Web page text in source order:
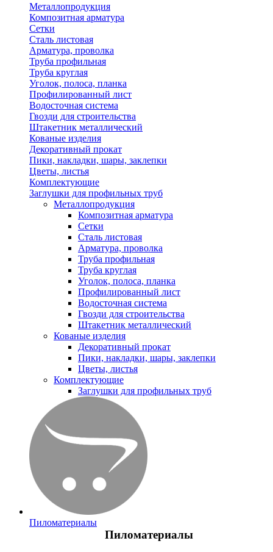
Металлопродукция
Композитная арматура
Сетки
Сталь листовая
Арматура, проволка
Труба профильная
Труба круглая
Уголок, полоса, планка
Профилированный лист
Водосточная система
Гвозди для строительства
Штакетник металлический
Кованые изделия
Декоративный прокат
Пики, накладки, шары, заклепки
Цветы, листья
Комплектующие
Заглушки для профильных труб
Металлопродукция
Композитная арматура
Сетки
Сталь листовая
Арматура, проволка
Труба профильная
Труба круглая
Уголок, полоса, планка
Профилированный лист
Водосточная система
Гвозди для строительства
Штакетник металлический
Кованые изделия
Декоративный прокат
Пики, накладки, шары, заклепки
Цветы, листья
Комплектующие
Заглушки для профильных труб
Пиломатериалы
Пиломатериалы